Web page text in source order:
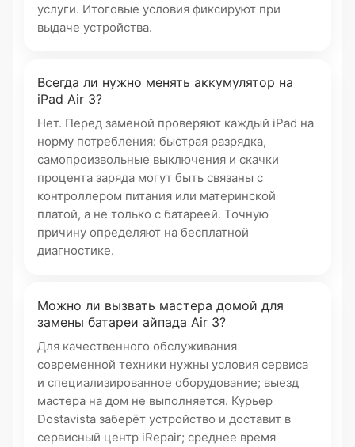
услуги. Итоговые условия фиксируют при
выдаче устройства.
Всегда ли нужно менять аккумулятор на
iPad Air 3?
Нет. Перед заменой проверяют каждый iPad на
норму потребления: быстрая разрядка,
самопроизвольные выключения и скачки
процента заряда могут быть связаны с
контроллером питания или материнской
платой, а не только с батареей. Точную
причину определяют на бесплатной
диагностике.
Можно ли вызвать мастера домой для
замены батареи айпада Air 3?
Для качественного обслуживания
современной техники нужны условия сервиса
и специализированное оборудование; выезд
мастера на дом не выполняется. Курьер
Dostavista заберёт устройство и доставит в
сервисный центр iRepair; среднее время